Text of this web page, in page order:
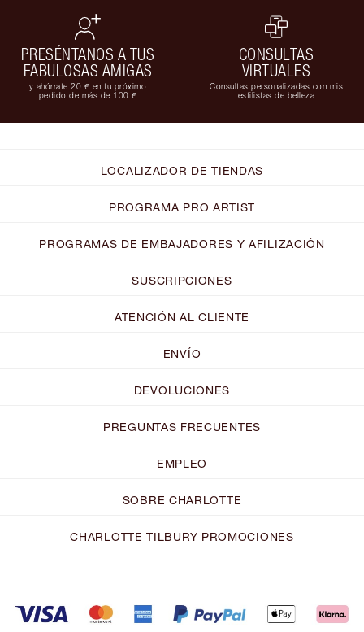
PRESÉNTANOS A TUS
FABULOSAS AMIGAS
y ahórrate 20 € en tu próximo
pedido de más de 100 €
CONSULTAS
VIRTUALES
Consultas personalizadas con mis
estilistas de belleza
LOCALIZADOR DE TIENDAS
PROGRAMA PRO ARTIST
PROGRAMAS DE EMBAJADORES Y AFILIZACIÓN
SUSCRIPCIONES
ATENCIÓN AL CLIENTE
ENVÍO
DEVOLUCIONES
PREGUNTAS FRECUENTES
EMPLEO
SOBRE CHARLOTTE
CHARLOTTE TILBURY PROMOCIONES